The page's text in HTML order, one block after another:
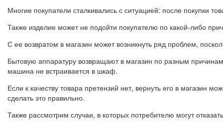
Многие покупатели сталкивались с ситуацией: после покупки
Также изделие может не подойти покупателю по какой-либо
С ее возвратом в магазин может возникнуть ряд проблем,
Бытовую аппаратуру возвращают в магазин по разным
машина не встраивается в шкаф.
Если к качеству товара претензий нет, вернуть его в магазин
сделать это правильно.
Также рассмотрим случаи, в которых потребителю могут